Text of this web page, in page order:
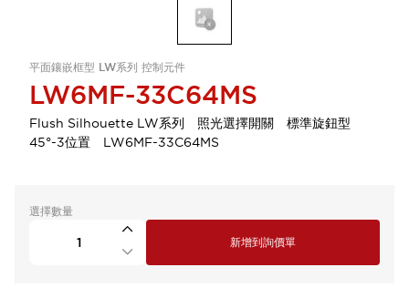
平面鑲嵌框型 LW系列 控制元件
LW6MF-33C64MS
Flush Silhouette LW系列 照光選擇開關 標準旋鈕型
45°-3位置 LW6MF-33C64MS
選擇數量
新增到詢價單